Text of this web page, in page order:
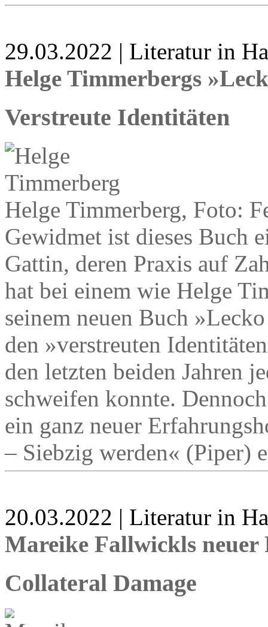
29.03.2022 | Literatur in
Helge Timmerbergs
Verstreute Identitäten
Helge Timmerberg, Foto:
Gewidmet ist dieses Buch
Gattin, deren Praxis auf
hat bei einem wie Helge
seinem neuen Buch
den »verstreuten
den letzten beiden Jahren
schweifen konnte.
ein ganz neuer
– Siebzig werden« (Piper)
20.03.2022 | Literatur in
Mareike Fallwickls neuer
Collateral Damage